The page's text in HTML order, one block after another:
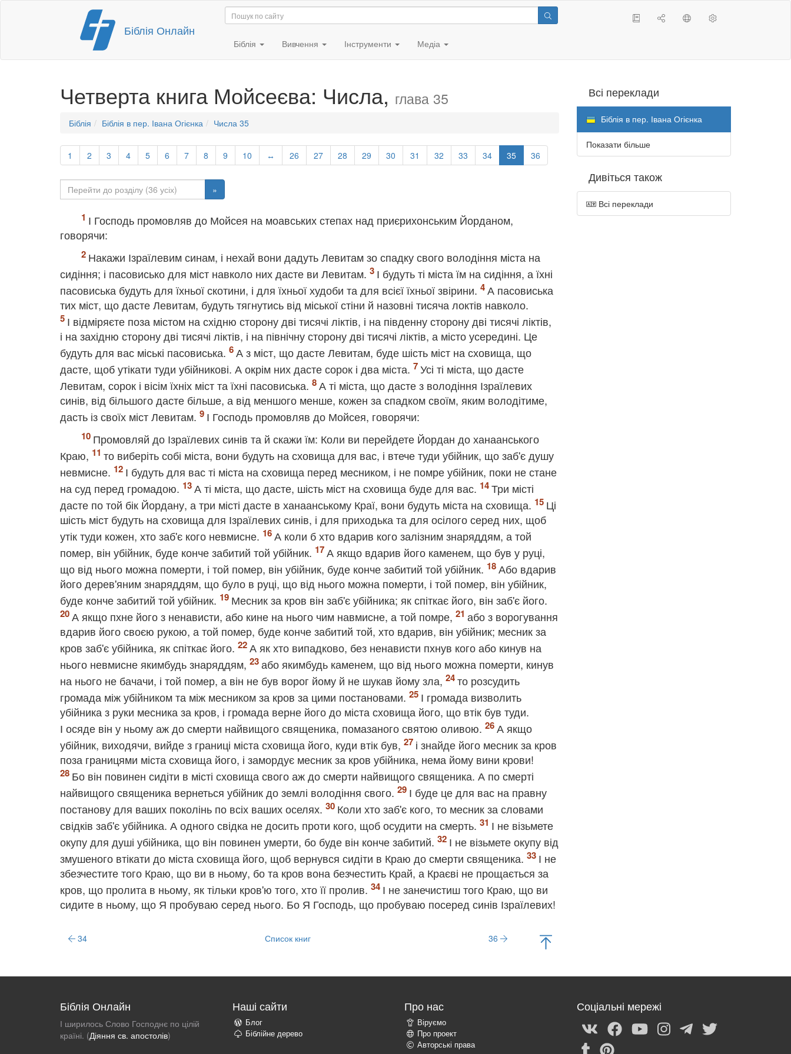
Перейти
вмісту
Біблія Онлайн
Біблія Вивчення Інструменти Медіа
Четверта книга Мойсеєва: Числа, глава 35
Біблія Біблія в пер. Івана Огієнка Числа 35
1 2 3 4 5 6 7 8 9 10 ↔ 26 27 28 29 30 31 32 33 34 35 36
»
І Господь промовляв до Мойсея на моавських степах над приєрихонським Йорданом,
говорячи:
Накажи Ізраїлевим синам, і нехай вони дадуть Левитам зо спадку свого володіння міста на
сидіння; і пасовисько для міст навколо них дасте ви Левитам.
І будуть ті міста їм на сидіння, а їхні
пасовиська будуть для їхньої скотини, і для їхньої худоби та для всієї їхньої звірини.
А пасовиська
тих міст, що дасте Левитам, будуть тягнутись від міської стіни й назовні тисяча локтів навколо.
І відміряєте поза містом на східню сторону дві тисячі ліктів, і на південну сторону дві тисячі ліктів,
і на західню сторону дві тисячі ліктів, і на північну сторону дві тисячі ліктів, а місто усередині. Це
будуть для вас міські пасовиська.
А з міст, що дасте Левитам, буде шість міст на сховища, що
дасте, щоб утікати туди убійникові. А окрім них дасте сорок і два міста.
Усі ті міста, що дасте
Левитам, сорок і вісім їхніх міст та їхні пасовиська.
А ті міста, що дасте з володіння Ізраїлевих
синів, від більшого дасте більше, а від меншого менше, кожен за спадком своїм, яким володітиме,
дасть із своїх міст Левитам.
І Господь промовляв до Мойсея, говорячи:
Промовляй до Ізраїлевих синів та й скажи їм: Коли ви перейдете Йордан до ханаанського
Краю,
то виберіть собі міста, вони будуть на сховища для вас, і втече туди убійник, що заб'є душу
невмисне.
І будуть для вас ті міста на сховища перед месником, і не помре убійник, поки не стане
на суд перед громадою.
А ті міста, що дасте, шість міст на сховища буде для вас.
Три місті
дасте по той бік Йордану, а три місті дасте в ханаанському Краї, вони будуть міста на сховища.
Ці
шість міст будуть на сховища для Ізраїлевих синів, і для приходька та для осілого серед них, щоб
утік туди кожен, хто заб'є кого невмисне.
А коли б хто вдарив кого залізним знаряддям, а той
помер, він убійник, буде конче забитий той убійник.
А якщо вдарив його каменем, що був у руці,
що від нього можна померти, і той помер, він убійник, буде конче забитий той убійник.
Або вдарив
його дерев'яним знаряддям, що було в руці, що від нього можна померти, і той помер, він убійник,
буде конче забитий той убійник.
Месник за кров він заб'є убійника; як спіткає його, він заб'є його.
А якщо пхне його з ненависти, або кине на нього чим навмисне, а той помре,
або з ворогування
вдарив його своєю рукою, а той помер, буде конче забитий той, хто вдарив, він убійник; месник за
кров заб'є убійника, як спіткає його.
А як хто випадково, без ненависти пхнув кого або кинув на
нього невмисне якимбудь знаряддям,
або якимбудь каменем, що від нього можна померти, кинув
на нього не бачачи, і той помер, а він не був ворог йому й не шукав йому зла,
то розсудить
громада між убійником та між месником за кров за цими постановами.
І громада визволить
убійника з руки месника за кров, і громада верне його до міста сховища його, що втік був туди.
І осяде він у ньому аж до смерти найвищого священика, помазаного святою оливою.
А якщо
убійник, виходячи, вийде з границі міста сховища його, куди втік був,
і знайде його месник за кров
поза границями міста сховища його, і замордує месник за кров убійника, нема йому вини крови!
Бо він повинен сидіти в місті сховища свого аж до смерти найвищого священика. А по смерті
найвищого священика вернеться убійник до землі володіння свого.
І буде це для вас на правну
постанову для ваших поколінь по всіх ваших оселях.
Коли хто заб'є кого, то месник за словами
свідків заб'є убійника. А одного свідка не досить проти кого, щоб осудити на смерть.
І не візьмете
окупу для душі убійника, що він повинен умерти, бо буде він конче забитий.
І не візьмете окупу від
змушеного втікати до міста сховища його, щоб вернувся сидіти в Краю до смерти священика.
І не
збезчестите того Краю, що ви в ньому, бо та кров вона безчестить Край, а Краєві не прощається за
кров, що пролита в ньому, як тільки кров'ю того, хто її пролив.
І не занечистиш того Краю, що ви
сидите в ньому, що Я пробуваю серед нього. Бо Я Господь, що пробуваю посеред синів Ізраїлевих!
34 Список книг 36
Всі переклади
Біблія в пер. Івана Огієнка
Показати більше
Дивіться також
Всі переклади
Біблія Онлайн
І ширилось Слово Господнє по цілій
країні. (Діяння св. апостолів)
Наші сайти
Блог
Біблійне дерево
Про нас
Віруємо
Про проект
Авторські права
Соціальні мережі